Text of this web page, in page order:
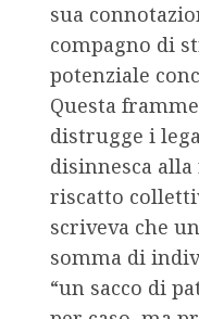
sua
compagno di
potenziale
Questa
distrugge i
disinnesca
riscatto
scriveva che
somma di
“un sacco di